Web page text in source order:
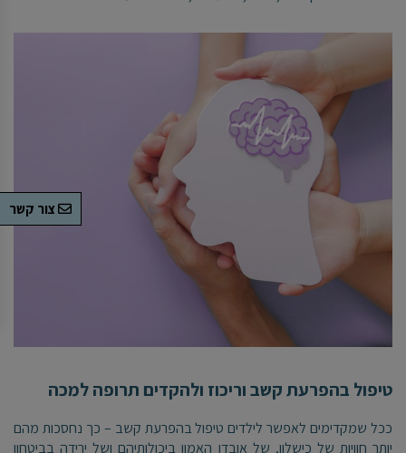
טיפול בהפרעת קשב וריכוז ולהקדים תרופה למכה
ככל שמקדימים לאפשר לילדים טיפול בהפרעת קשב – כך נחסכות מהם
יותר חוויות של כישלון, של אובדן האמון ביכולותיהם ושל ירידה בביטחון
צור קשר